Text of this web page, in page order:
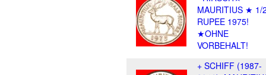
MAURITIUS ★ 1/
RUPEE 1975!
★OHNE
VORBEHALT!
+ SCHIFF (1987-